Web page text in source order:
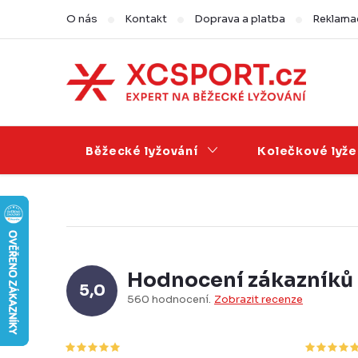
obsah
O nás Kontakt Doprava a platba
Běžecké lyžování Kolečkové lyže
5,0 Hodnocení zákazníků
560 hodnocení Zobrazit recenze